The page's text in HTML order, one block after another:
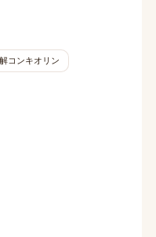
コンキオリン